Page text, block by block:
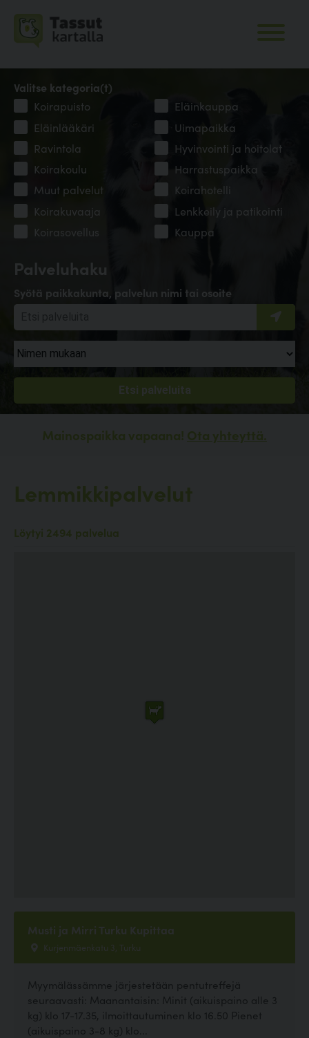
Palveluhaku
Syötä paikkakunta, palvelun nimi tai osoite
Valitse kategoria(t)
Koirapuisto
Eläinkauppa
Eläinlääkäri
Uimapaikka
Ravintola
Hyvinvointi ja hoitolat
Koirakoulu
Harrastuspaikka
Muut palvelut
Koirahotelli
Koirakuvaaja
Lenkkeily ja patikointi
Koirasovellus
Kauppa
Mainospaikka vapaana! Ota yhteyttä.
Lemmikkipalvelut
Löytyi 2494 palvelua
Musti ja Mirri Turku Kupittaa
Kurjenmäenkatu 3, Turku
Myymälässämme järjestetään pentutreffejä
seuraavasti: Maanantaisin: Minit (aikuispaino alle 3
kg) klo 17-17.35, ilmoittautuminen klo 16.50 Pienet
(aikuispaino 3-8 kg) klo...